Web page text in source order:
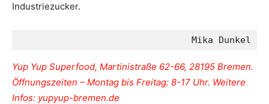
Industriezucker.
Mika Dunkel
Yup Yup Superfood, Martinistraße 62-66, 28195 Bremen.
Öffnungszeiten – Montag bis Freitag: 8-17 Uhr. Weitere
Infos: yupyup-bremen.de